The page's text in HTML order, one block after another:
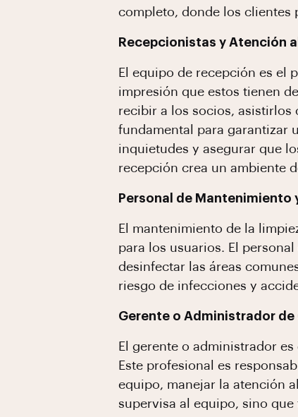
completo, donde los clientes
Recepcionistas y Atención
El equipo de recepción es el
impresión que estos tienen
recibir a los socios, asistirlos
fundamental para garantizar
inquietudes y asegurar que
recepción crea un ambiente
Personal de Mantenimiento
El mantenimiento de la
para los usuarios. El
desinfectar las áreas
riesgo de infecciones y
Gerente o Administrador de
El gerente o administrador
Este profesional es
equipo, manejar la atención
supervisa al equipo, sino